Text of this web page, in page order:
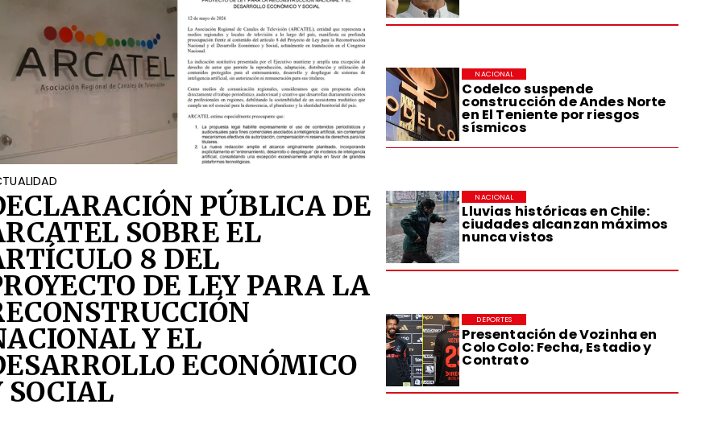
Codelco suspende
construcción de Andes Norte
en El Teniente por riesgos
sísmicos
NACIONAL
Lluvias históricas en Chile:
ciudades alcanzan máximos
nunca vistos
NACIONAL
Presentación de Vozinha en
Colo Colo: Fecha, Estadio y
Contrato
DEPORTES
PÚBLICA DE
SOBRE EL
8 DEL
DE LEY PARA LA
Y EL
ECONÓMICO
SOCIAL